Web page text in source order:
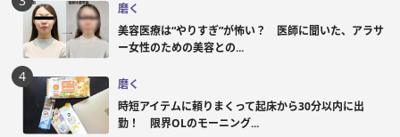
磨く
美容医療は“やりすぎ”が怖い？ 医師に聞いた、アラサ
ー女性のための美容との...
磨く
時短アイテムに頼りまくって起床から30分以内に出
勤！ 限界OLのモーニング...